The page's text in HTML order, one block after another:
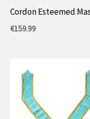
Cordon Esteemed
€159.99